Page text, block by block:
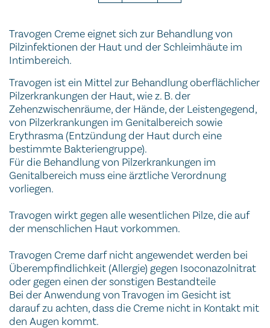
Travogen Creme eignet sich zur Behandlung von
Pilzinfektionen der Haut und der Schleimhäute im
Intimbereich.
Travogen ist ein Mittel zur Behandlung oberflächlicher
Pilzerkrankungen der Haut, wie z. B. der
Zehenzwischenräume, der Hände, der Leistengegend,
von Pilzerkrankungen im Genitalbereich sowie
Erythrasma (Entzündung der Haut durch eine
bestimmte Bakteriengruppe).
Für die Behandlung von Pilzerkrankungen im
Genitalbereich muss eine ärztliche Verordnung
vorliegen.
Travogen wirkt gegen alle wesentlichen Pilze, die auf
der menschlichen Haut vorkommen.
Travogen Creme darf nicht angewendet werden bei
Überempfindlichkeit (Allergie) gegen Isoconazolnitrat
oder gegen einen der sonstigen Bestandteile
Bei der Anwendung von Travogen im Gesicht ist
darauf zu achten, dass die Creme nicht in Kontakt mit
den Augen kommt.